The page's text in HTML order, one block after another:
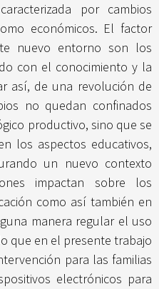
por cambios
económicos. El factor
nuevo entorno son los
con el conocimiento y la
así, de una revolución de
no quedan confinados
productivo, sino que se
los aspectos educativos,
un nuevo contexto
impactan sobre los
como así también en
manera regular el uso
que en el presente trabajo
para las familias
electrónicos para